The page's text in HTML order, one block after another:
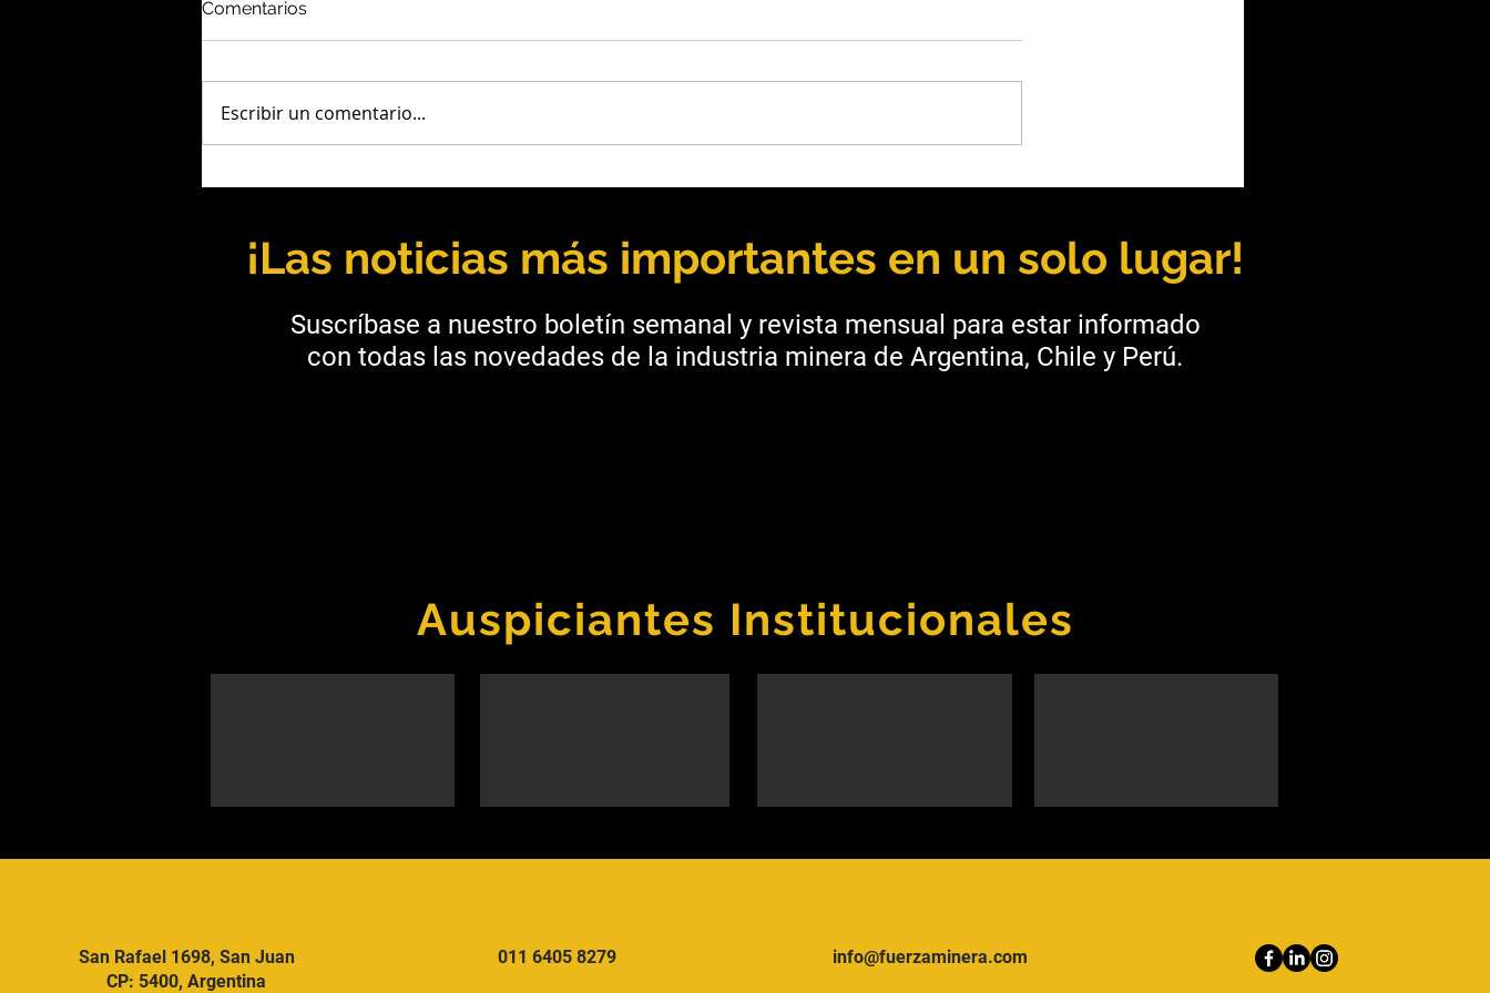
Salta: UNSa y Taca Taca
San Juan: Vicuña aportará
Mendoza: Kobrea y BHP se
Comentarios
Escribir un comentario...
¡Las noticias más importantes en un solo lugar!
Auspiciantes Institucionales
Suscríbase a nuestro boletín semanal y revista mensual para estar informado
con todas las novedades de la industria minera de Argentina, Chile y Perú.
San Rafael 1698, San Juan
CP: 5400, Argentina
011 6405 8279 info@fuerzaminera.com